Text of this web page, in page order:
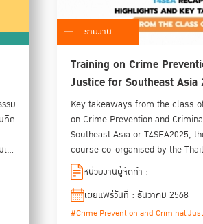
ทึก
ชิง
รายงาน
Training on Crime
Justice for Southeast Asia
Key takeaways from the class
on Crime Prevention and
Southeast Asia or T4SEA2025,
course co-organised by the
Justice (TIJ) and the United
and Crime (UNODC).
หน่วยงานผู้จัดทำ :
เผยแพร่วันที่ : ธันวาคม 2568
#Crime Prevention and Criminal